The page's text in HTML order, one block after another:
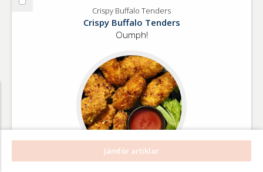
Välj
Crispy Buffalo Tenders
Crispy Buffalo Tenders
Oumph!
Jämför artiklar